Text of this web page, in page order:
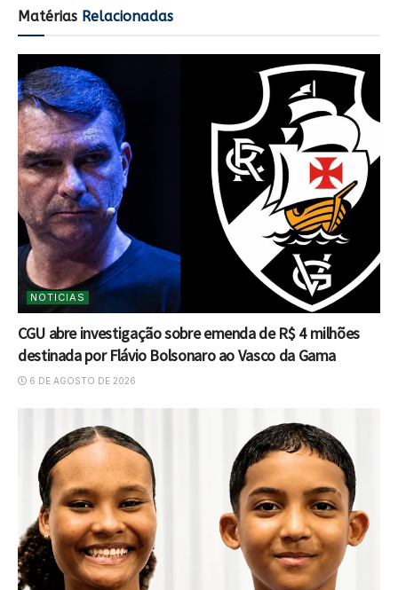
Matérias Relacionadas
NOTICIAS
CGU abre investigação sobre emenda de R$ 4 milhões
destinada por Flávio Bolsonaro ao Vasco da Gama
6 DE AGOSTO DE 2026